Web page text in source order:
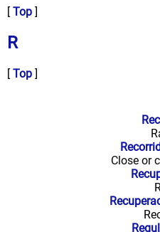
[Top ]
R
[Top ]
Close or